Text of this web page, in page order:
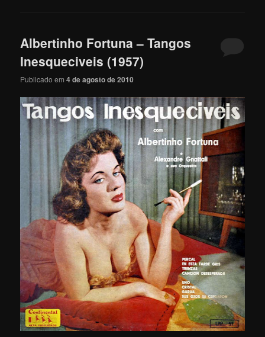
Albertinho Fortuna – Tangos
Inesqueciveis (1957)
Publicado em4 de agosto de 2010